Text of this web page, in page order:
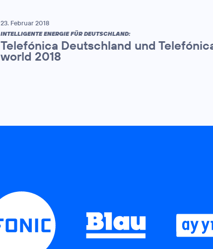
23. Februar 2018
INTELLIGENTE ENERGIE FÜR DEUTSCHLAND:
Telefónica Deutschland und
world 2018